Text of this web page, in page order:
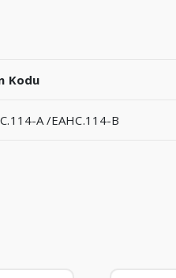
Kodu
A /EAHC.114-B